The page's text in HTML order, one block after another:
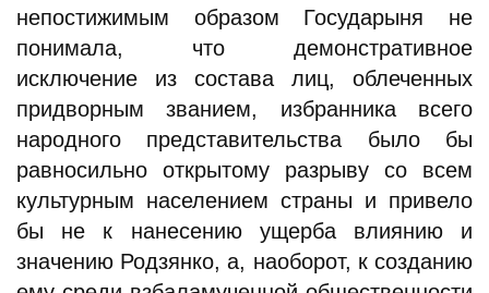
непостижимым образом Государыня не
понимала, что демонстративное
исключение из состава лиц, облеченных
придворным званием, избранника всего
народного представительства было бы
равносильно открытому разрыву со всем
культурным населением страны и привело
бы не к нанесению ущерба влиянию и
значению Родзянко, а, наоборот, к созданию